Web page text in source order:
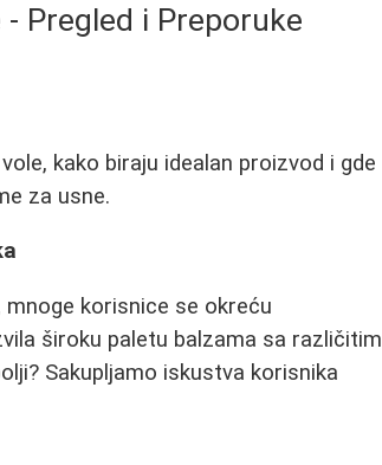
Pregled i Preporuke
kako biraju idealan proizvod i gde
za usne.
mnoge korisnice se okreću
široku paletu balzama sa različitim
Sakupljamo iskustva korisnika